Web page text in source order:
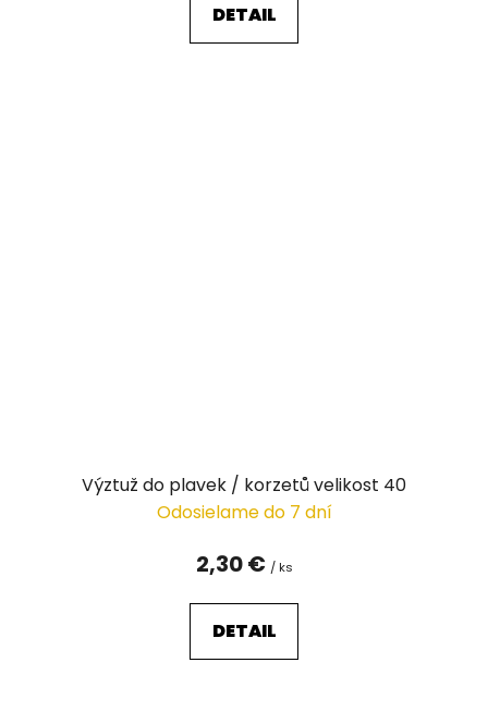
DETAIL
Výztuž do plavek / korzetů velikost 40
Odosielame do 7 dní
2,30 € / ks
DETAIL